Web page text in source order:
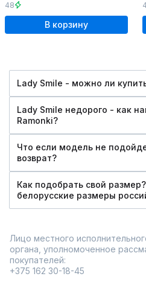
48
В корзину
Lady Smile - можно ли
Lady Smile недорого - как
Ramonki?
Что если модель не
возврат?
Как подобрать свой
белорусские размеры
Лицо местного
органа, уполномоченное
покупателей:
+375 162 30-18-45